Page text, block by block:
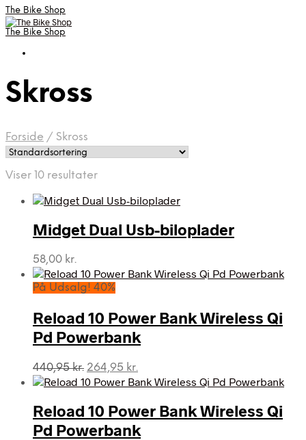
The Bike Shop
The Bike Shop
Skross
Forside / Skross
Viser 10 resultater
Midget Dual Usb-biloplader
58,00 kr.
På Udsalg! 40%
Reload 10 Power Bank Wireless Qi
Pd Powerbank
440,95kr. Den
oprindelige
var:
440,95 kr..
264,95 kr.
aktuelle
er:
264,95 kr..
Reload 10 Power Bank Wireless Qi
Pd Powerbank